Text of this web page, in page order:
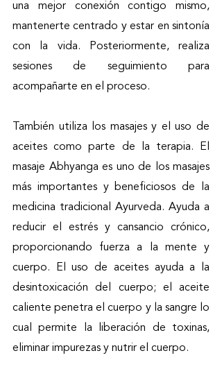
una mejor conexión contigo mismo,
mantenerte centrado y estar en sintonía
con la vida. Posteriormente, realiza
sesiones de seguimiento para
acompañarte en el proceso.
También utiliza los masajes y el uso de
aceites como parte de la terapia. El
masaje Abhyanga es uno de los masajes
más importantes y beneficiosos de la
medicina tradicional Ayurveda. Ayuda a
reducir el estrés y cansancio crónico,
proporcionando fuerza a la mente y
cuerpo. El uso de aceites ayuda a la
desintoxicación del cuerpo; el aceite
caliente penetra el cuerpo y la sangre lo
cual permite la liberación de toxinas,
eliminar impurezas y nutrir el cuerpo.